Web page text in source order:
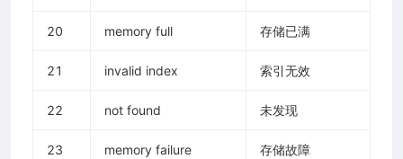
20 memory full 存储已满
21 invalid index 索引无效
22 not found 未发现
23 memory failure 存储故障